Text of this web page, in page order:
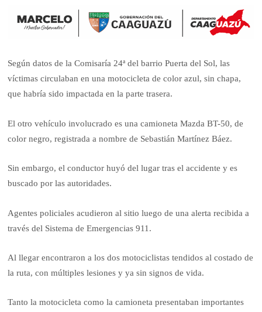
Según datos de la Comisaría 24ª del barrio Puerta del Sol, las
víctimas circulaban en una motocicleta de color azul, sin chapa,
que habría sido impactada en la parte trasera.
El otro vehículo involucrado es una camioneta Mazda BT-50, de
color negro, registrada a nombre de Sebastián Martínez Báez.
Sin embargo, el conductor huyó del lugar tras el accidente y es
buscado por las autoridades.
Agentes policiales acudieron al sitio luego de una alerta recibida a
través del Sistema de Emergencias 911.
Al llegar encontraron a los dos motociclistas tendidos al costado de
la ruta, con múltiples lesiones y ya sin signos de vida.
Tanto la motocicleta como la camioneta presentaban importantes